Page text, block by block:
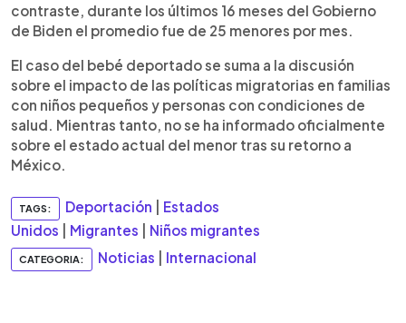
contraste, durante los últimos 16 meses del Gobierno
de Biden el promedio fue de 25 menores por mes.
El caso del bebé deportado se suma a la discusión
sobre el impacto de las políticas migratorias en familias
con niños pequeños y personas con condiciones de
salud. Mientras tanto, no se ha informado oficialmente
sobre el estado actual del menor tras su retorno a
México.
TAGS: Deportación
Estados
Unidos
Migrantes Niños migrantes
CATEGORIA: Noticias Internacional